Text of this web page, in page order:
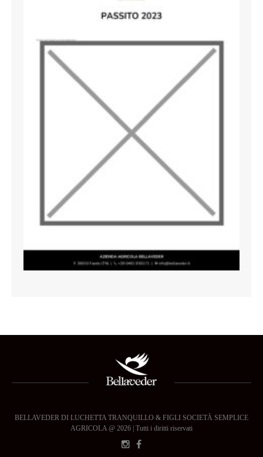
BELLAVEDER DI LUCHETTA TRANQUILLO & FIGLI SOCIETÀ SEMPLICE
AGRICOLA @ 2026 | Tutti i diritti riservati